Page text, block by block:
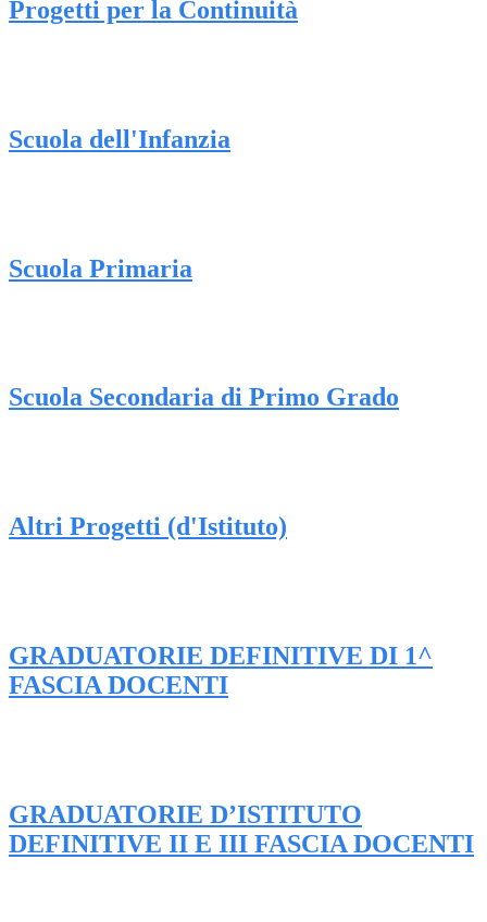
Progetti per la Continuità
Scuola dell'Infanzia
Scuola Primaria
Scuola Secondaria di Primo Grado
Altri Progetti (d'Istituto)
GRADUATORIE DEFINITIVE DI 1^
FASCIA DOCENTI
GRADUATORIE D’ISTITUTO
DEFINITIVE II E III FASCIA DOCENTI